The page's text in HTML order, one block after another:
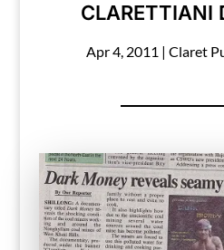
CLARETTIANI
Apr 4, 2011 | Claret